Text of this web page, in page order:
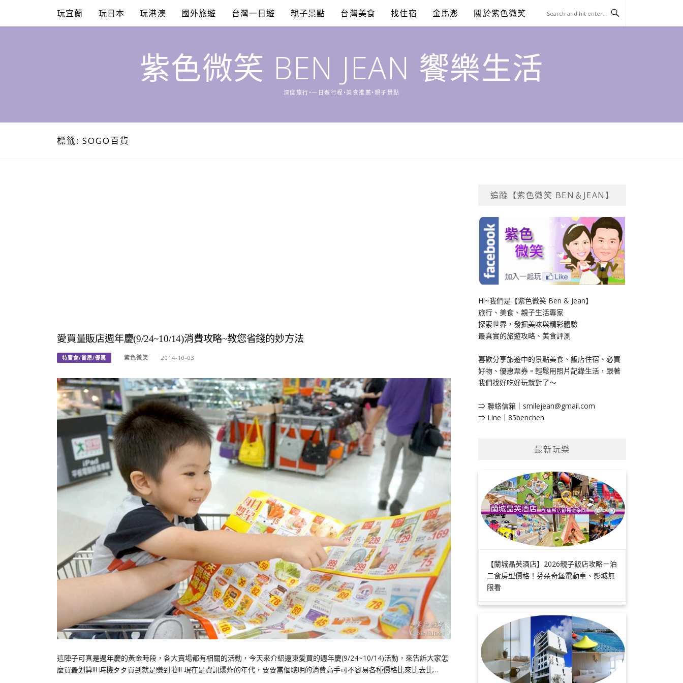
content
玩宜蘭 玩日本 玩港澳 國外旅遊 台灣一日遊 親子景點 台灣美食 找住宿 金馬澎 關於紫色微笑
紫色微笑 BEN JEAN 饗樂生活
深度旅行•一日遊行程•美食推薦•親子景點
標籤: SOGO百貨
愛買量販店週年慶(9/24~10/14)消費攻略~教您省錢的妙方法
特賣會/賞屋/優惠 紫色微笑 2014-10-03
這陣子可真是週年慶的黃金時段，各大賣場都有相關的活動，今天來介紹遠東愛買的週年慶(9/24~10/14)活動，來告訴大家怎
麼買最划算!!! 時機歹歹買到就是賺到啦!!! 現在是資訊爆炸的年代，要要當個聰明的消費高手可不容易各種價格比來比去比…
追蹤【紫色微笑 BEN＆JEAN】
Hi~我們是【紫色微笑 Ben & Jean】
旅行、美食、親子生活專家
探索世界，發掘美味與精彩體驗
最真實的旅遊攻略、美食評測
喜歡分享旅遊中的景點美食、飯店住宿、必買
好物、優惠票券。輕鬆用照片記錄生活，跟著
我們找好吃好玩就對了～
⇒ 聯絡信箱｜ smilejean@gmail.com
⇒ Line｜85benchen
最新玩樂
【蘭城晶英酒店】2026親子飯店攻略ㄧ泊
二食房型價格！芬朵奇堡電動車、影城無
限看